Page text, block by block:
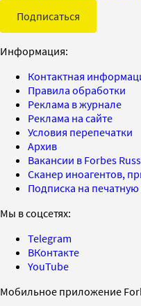
Подписаться
Информация:
Контактная
Правила обработки
Реклама в журнале
Реклама на сайте
Условия перепечатки
Архив
Вакансии в Forbes
Сканер иноагентов,
Подписка на
Мы в соцсетях:
Telegram
ВКонтакте
YouTube
Мобильное приложение